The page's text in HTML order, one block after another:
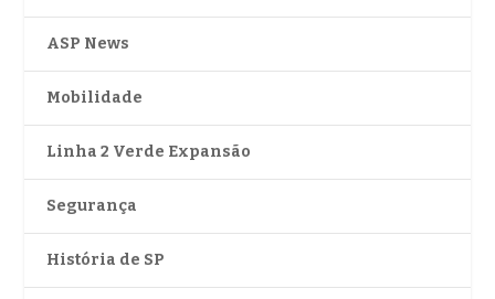
ASP News
Mobilidade
Linha 2 Verde Expansão
Segurança
História de SP